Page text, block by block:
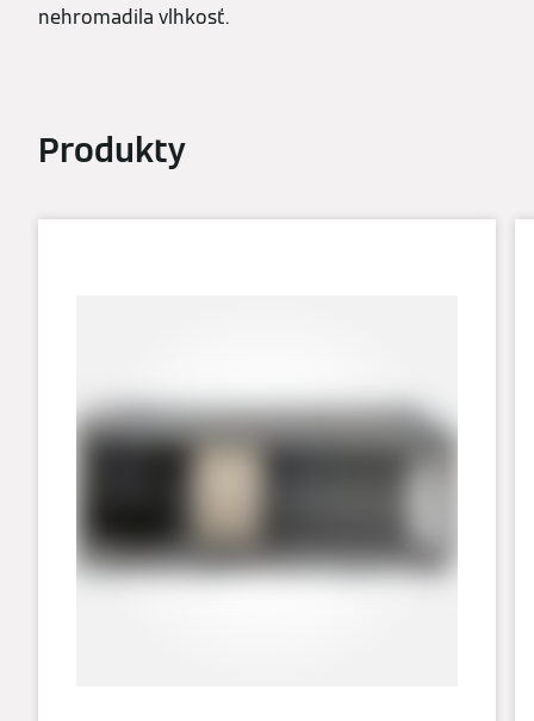
nehromadila vlhkosť.
Produkty